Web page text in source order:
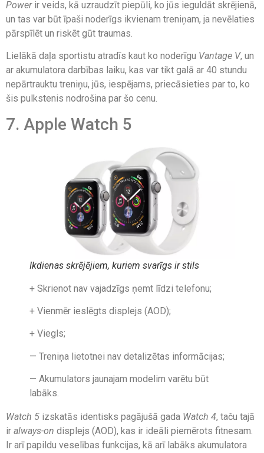
Power ir veids, kā uzraudzīt piepūli, ko jūs ieguldāt skrējienā,
un tas var būt īpaši noderīgs ikvienam treniņam, ja nevēlaties
pārspīlēt un riskēt gūt traumas.
Lielākā daļa sportistu atradīs kaut ko noderīgu Vantage V, un
ar akumulatora darbības laiku, kas var tikt galā ar 40 stundu
nepārtrauktu treniņu, jūs, iespējams, priecāsieties par to, ko
šis pulkstenis nodrošina par šo cenu.
7. Apple Watch 5
Ikdienas skrējējiem, kuriem svarīgs ir stils
+ Skrienot nav vajadzīgs ņemt līdzi telefonu;
+ Vienmēr ieslēgts displejs (AOD);
+ Viegls;
— Treniņa lietotnei nav detalizētas informācijas;
— Akumulators jaunajam modelim varētu būt
labāks.
Watch 5 izskatās identisks pagājušā gada Watch 4, taču tajā
ir always-on displejs (AOD), kas ir ideāli piemērots fitnesam.
Ir arī papildu veselības funkcijas, kā arī labāks akumulatora